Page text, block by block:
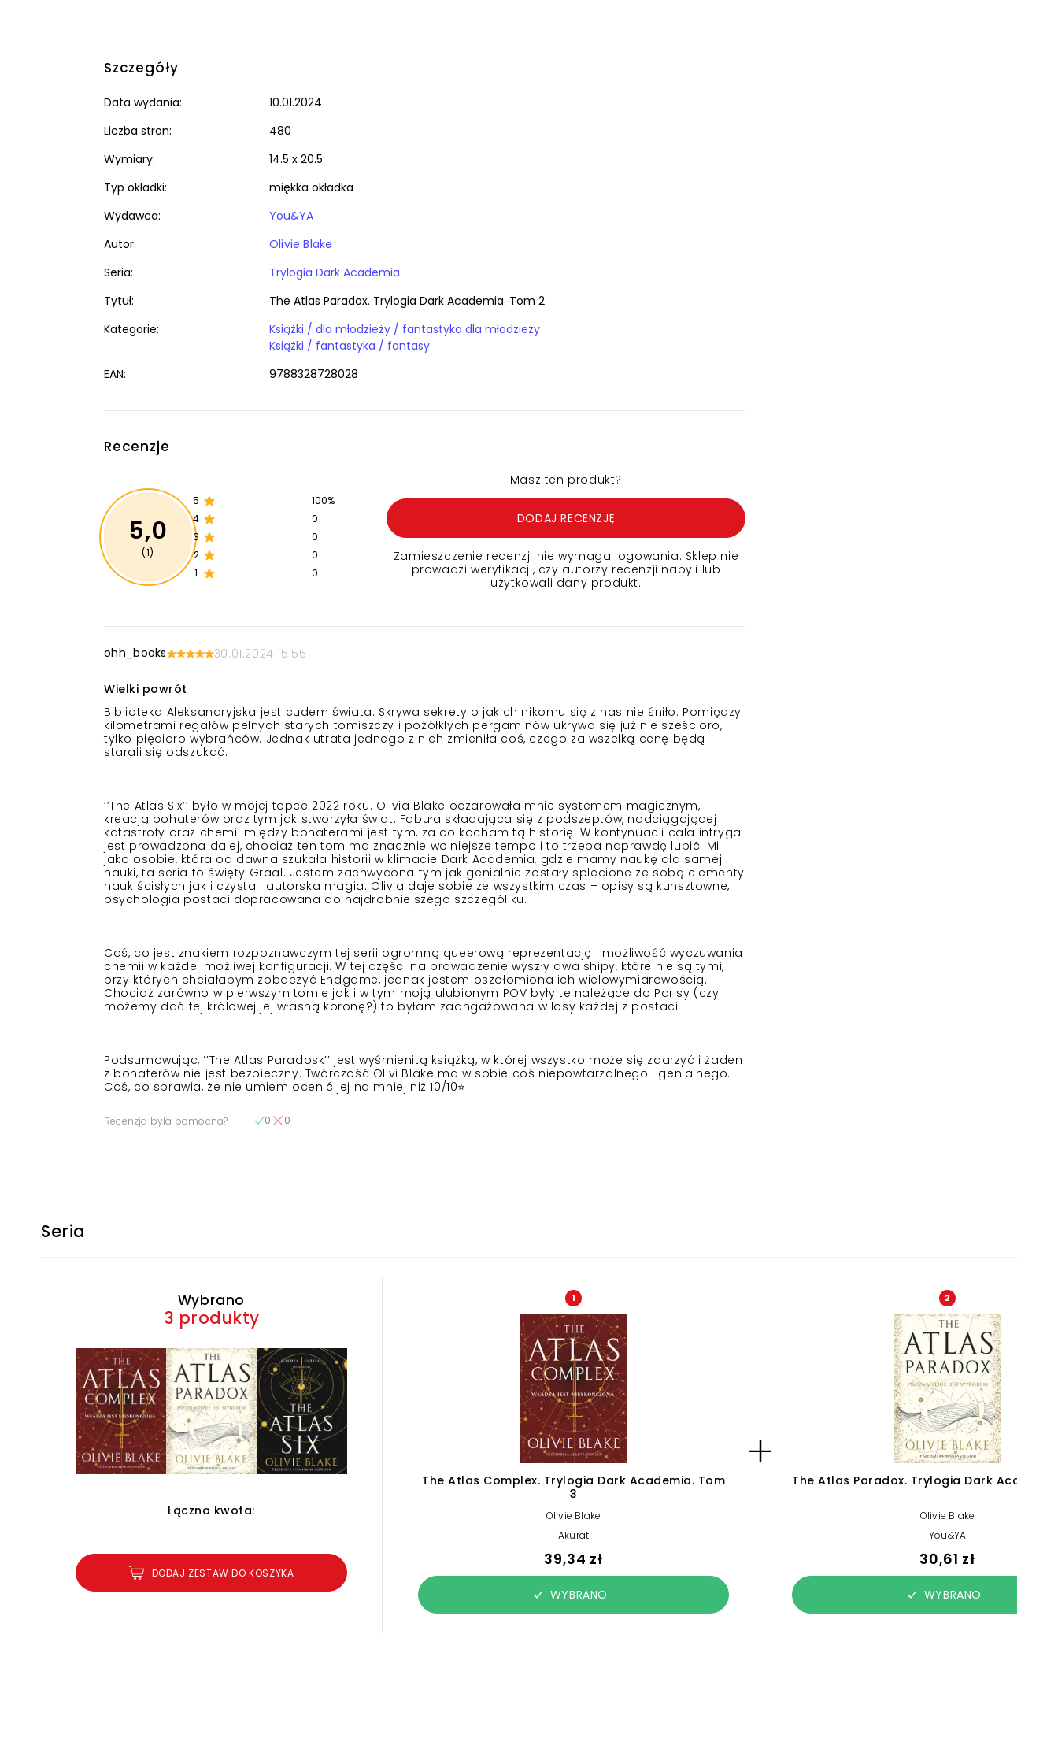
Szczegóły
Data wydania:
10.01.2024
Liczba stron:
480
Wymiary:
14.5 x 20.5
Typ okładki:
miękka okładka
Wydawca:
You&YA
Autor:
Olivie Blake
Seria:
Trylogia Dark Academia
Tytuł:
The Atlas Paradox. Trylogia Dark Academia. Tom 2
Kategorie:
Książki / dla młodzieży / fantastyka dla młodzieży
Książki / fantastyka / fantasy
EAN:
9788328728028
Recenzje
5,0
(1)
5
100%
4
0
3
0
2
0
1
0
Masz ten produkt?
DODAJ RECENZJĘ
Zamieszczenie recenzji nie wymaga logowania. Sklep nie
prowadzi weryfikacji, czy autorzy recenzji nabyli lub
użytkowali dany produkt.
ohh_books 30.01.2024 15:55
Wielki powrót
Biblioteka Aleksandryjska jest cudem świata. Skrywa sekrety o jakich nikomu się z nas nie śniło. Pomiędzy
kilometrami regałów pełnych starych tomiszczy i pożółkłych pergaminów ukrywa się już nie sześcioro,
tylko pięcioro wybrańców. Jednak utrata jednego z nich zmieniła coś, czego za wszelką cenę będą
starali się odszukać.
‘’The Atlas Six’’ było w mojej topce 2022 roku. Olivia Blake oczarowała mnie systemem magicznym,
kreacją bohaterów oraz tym jak stworzyła świat. Fabuła składająca się z podszeptów, nadciągającej
katastrofy oraz chemii między bohaterami jest tym, za co kocham tą historię. W kontynuacji cała intryga
jest prowadzona dalej, chociaż ten tom ma znacznie wolniejsze tempo i to trzeba naprawdę lubić. Mi
jako osobie, która od dawna szukała historii w klimacie Dark Academia, gdzie mamy naukę dla samej
nauki, ta seria to święty Graal. Jestem zachwycona tym jak genialnie zostały splecione ze sobą elementy
nauk ścisłych jak i czysta i autorska magia. Olivia daje sobie ze wszystkim czas – opisy są kunsztowne,
psychologia postaci dopracowana do najdrobniejszego szczególiku.
Coś, co jest znakiem rozpoznawczym tej serii ogromną queerową reprezentację i możliwość wyczuwania
chemii w każdej możliwej konfiguracji. W tej części na prowadzenie wyszły dwa shipy, które nie są tymi,
przy których chciałabym zobaczyć Endgame, jednak jestem oszołomiona ich wielowymiarowością.
Chociaż zarówno w pierwszym tomie jak i w tym moją ulubionym POV były te należące do Parisy (czy
możemy dać tej królowej jej własną koronę?) to byłam zaangażowana w losy każdej z postaci.
Podsumowując, ‘’The Atlas Paradosk’’ jest wyśmienitą książką, w której wszystko może się zdarzyć i żaden
z bohaterów nie jest bezpieczny. Twórczość Olivi Blake ma w sobie coś niepowtarzalnego i genialnego.
Coś, co sprawia, że nie umiem ocenić jej na mniej niż 10/10⭐️
Recenzja była pomocna? 0 0
Seria
Wybrano
3 produkty
Łączna kwota:
DODAJ ZESTAW DO KOSZYKA
1
The Atlas Complex. Trylogia Dark Academia. Tom
3
Olivie Blake
Akurat
39,34 zł
WYBRANO
2
The Atlas Paradox. Trylogia Dark
Olivie Blake
You&YA
30,61 zł
WYBRANO